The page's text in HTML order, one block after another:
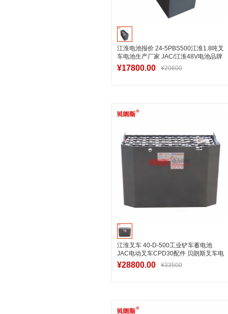
江淮电池报价 24-5PBS500江淮1.8吨叉
车电池生产厂家 JAC/江淮48V电池品牌
参数
¥17800.00 ¥20600
江淮叉车 40-D-500工业铲车蓄电池
JAC电动叉车CPD30配件 贝朗斯叉车电
池厂家
¥28800.00 ¥33500